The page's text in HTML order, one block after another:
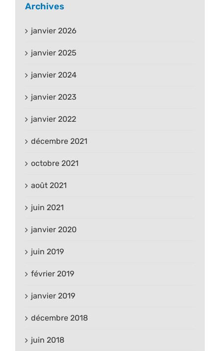
Archives
janvier 2026
janvier 2025
janvier 2024
janvier 2023
janvier 2022
décembre 2021
octobre 2021
août 2021
juin 2021
janvier 2020
juin 2019
février 2019
janvier 2019
décembre 2018
juin 2018